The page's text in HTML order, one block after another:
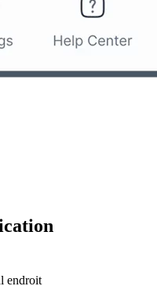
endroit